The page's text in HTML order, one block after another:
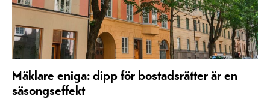
Mäklare eniga: dipp för bostadsrätter är en
säsongseffekt